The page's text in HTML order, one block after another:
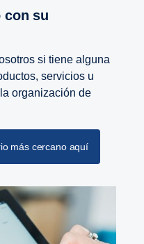
si tiene alguna
servicios u
organización de
más cercano aquí